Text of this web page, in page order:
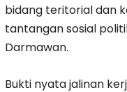
bidang teritorial dan
tantangan sosial
Darmawan.
Bukti nyata jalinan